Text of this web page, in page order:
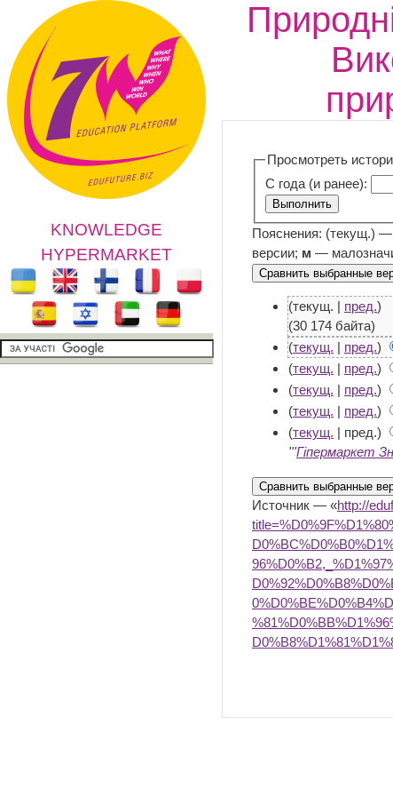
KNOWLEDGE
HYPERMARKET
Просмотреть
С года (и ранее):
Пояснения: (текущ.)
версии; м —
(текущ. | пред.)
(30 174 байта)
(текущ. | пред.)
(текущ. | пред.)
(текущ. | пред.)
(текущ. | пред.)
(текущ. | пред.)
'''Гіпермаркет
Источник — «http://